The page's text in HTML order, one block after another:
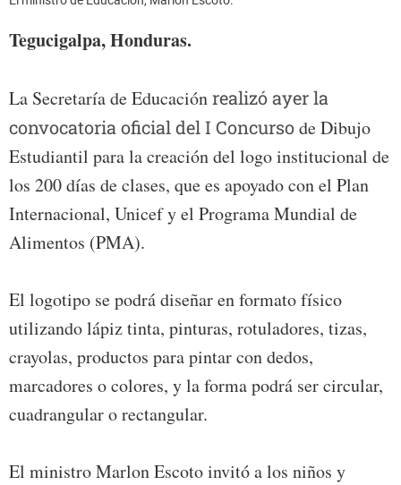
Tegucigalpa, Honduras.
La Secretaría de Educaciónrealizó ayer la
convocatoria oficial del I Concursode Dibujo
Estudiantil para la creación del logo institucional de
los 200 días de clases, que es apoyado con el Plan
Internacional, Unicef y el Programa Mundial de
Alimentos (PMA).
El logotipo se podrá diseñar en formato físico
utilizando lápiz tinta, pinturas, rotuladores, tizas,
crayolas, productos para pintar con dedos,
marcadores o colores, y la forma podrá ser circular,
cuadrangular o rectangular.
El ministro Marlon Escoto invitó a los niños y